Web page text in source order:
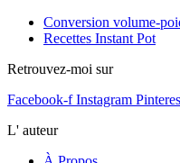
Conversion volume-
Recettes Instant Pot
Retrouvez-moi sur
Facebook-f Instagram
L' auteur